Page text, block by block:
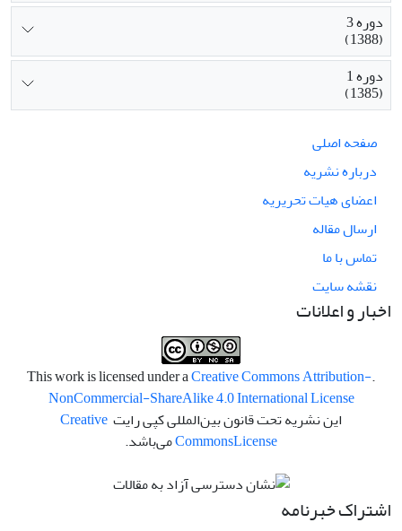
دوره 3
(1388)
دوره 1
(1385)
صفحه اصلی
درباره نشریه
اعضای هیات تحریریه
ارسال مقاله
تماس با ما
نقشه سایت
اخبار و اعلانات
.This work is licensed under a
Creative Commons Attribution-
NonCommercial-ShareAlike 4.0 International License
این نشریه تحت قانون بین‌المللی کپی رایت Creative
CommonsLicense می‌باشد.
اشتراک خبرنامه